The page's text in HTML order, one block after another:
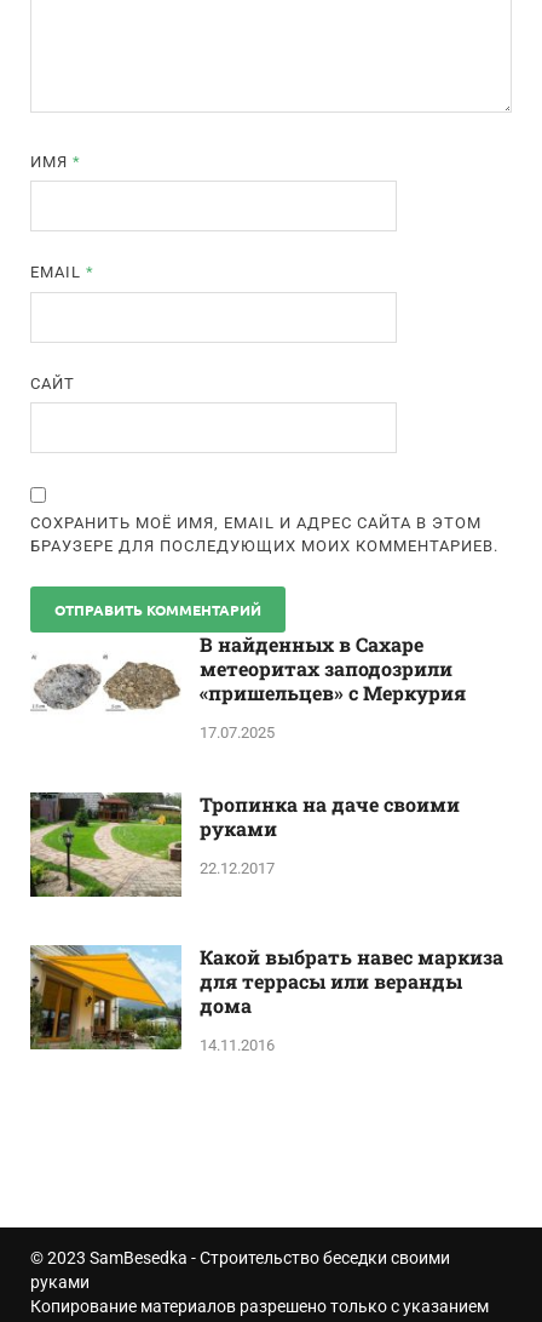
ИМЯ*
EMAIL*
САЙТ
СОХРАНИТЬ МОЁ ИМЯ, EMAIL И АДРЕС САЙТА В ЭТОМ
БРАУЗЕРЕ ДЛЯ ПОСЛЕДУЮЩИХ МОИХ КОММЕНТАРИЕВ.
В найденных в Сахаре
метеоритах заподозрили
«пришельцев» с Меркурия
17.07.2025
Тропинка на даче своими
руками
22.12.2017
Какой выбрать навес маркиза
для террасы или веранды
дома
14.11.2016
© 2023 SamBesedka - Строительство беседки своими
руками
Копирование материалов разрешено только с указанием